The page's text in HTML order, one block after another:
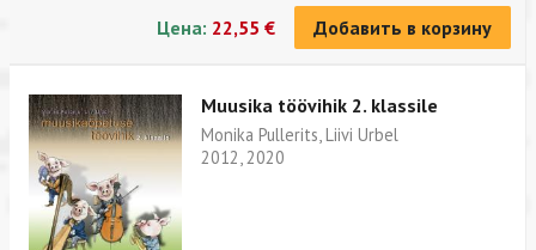
Цена: 22,55 € Добавить в корзину
Muusika töövihik 2. klassile
Monika Pullerits, Liivi Urbel
2012, 2020